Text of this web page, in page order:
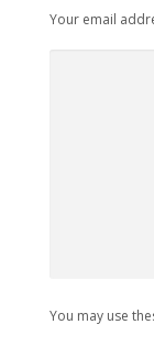
Your email
You may use